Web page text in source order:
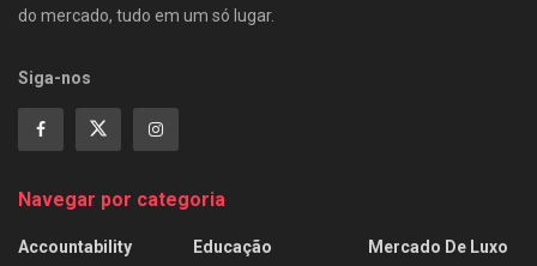
do mercado, tudo em um só lugar.
Siga-nos
Navegar por categoria
Accountability
Educação
Mercado De Luxo